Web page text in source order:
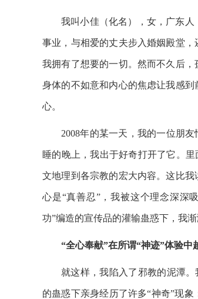
我叫小佳（化名），女，广东
事业，与相爱的丈夫步入婚姻殿堂
我拥有了想要的一切。然而不久后
身体的不如意和内心的焦虑让我感
心。
2008年的某一天，我的一位朋
睡的晚上，我出于好奇打开了它。
文地理到各宗教的宏大内容。这比
心是“真善忍”，我被这个理念深深
功”编造的宣传品的灌输蛊惑下，我
“全心奉献”在所谓“神迹”体验中
就这样，我陷入了邪教的泥潭
的蛊惑下亲身经历了许多“神奇”现